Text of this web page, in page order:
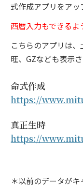
式作成アプリをアッ
西暦入力もできるよ
こちらのアプリは
旺、GZなども表示
命式作成
https://
真正生時
https://
＊以前のデータが